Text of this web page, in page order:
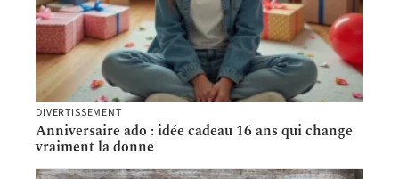
DIVERTISSEMENT
Anniversaire ado : idée cadeau 16 ans qui change
vraiment la donne